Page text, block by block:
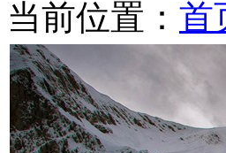
当前位置： 首